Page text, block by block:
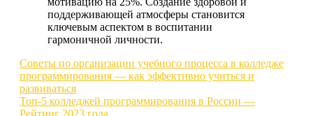
поддерживающей атмосферы становится
ключевым аспектом в воспитании
гармоничной личности.
Навигация
по
записям
Советы по организации учебного процесса в колледже
программирования — как эффективно учиться и
развиваться
Топ-5 колледжей программирования в России —
Рейтинг 2023 года